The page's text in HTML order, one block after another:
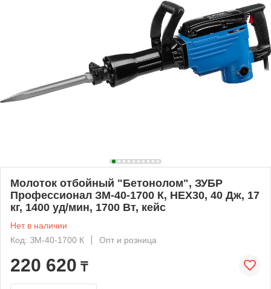
Молоток отбойный "Бетонолом", ЗУБР
Профессионал ЗМ-40-1700 К, HEX30, 40 Дж, 17
кг, 1400 уд/мин, 1700 Вт, кейс
Нет в наличии
Код: ЗМ-40-1700 К
Опт и розница
220 620 ₸